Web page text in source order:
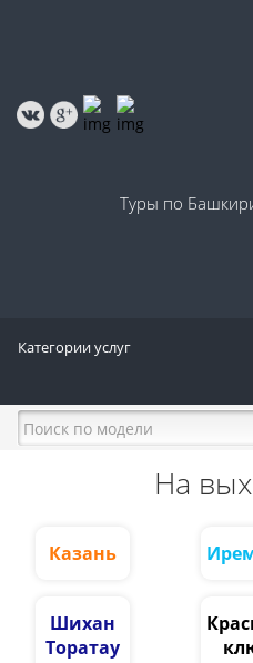
Туры по
Категории услуг
На
Казань
Шихан
Торатау